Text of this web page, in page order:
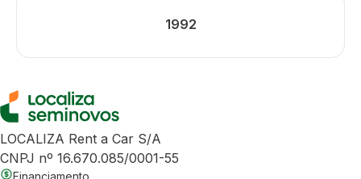
1992
LOCALIZA Rent a Car S/A
CNPJ nº 16.670.085/0001-55
Financiamento